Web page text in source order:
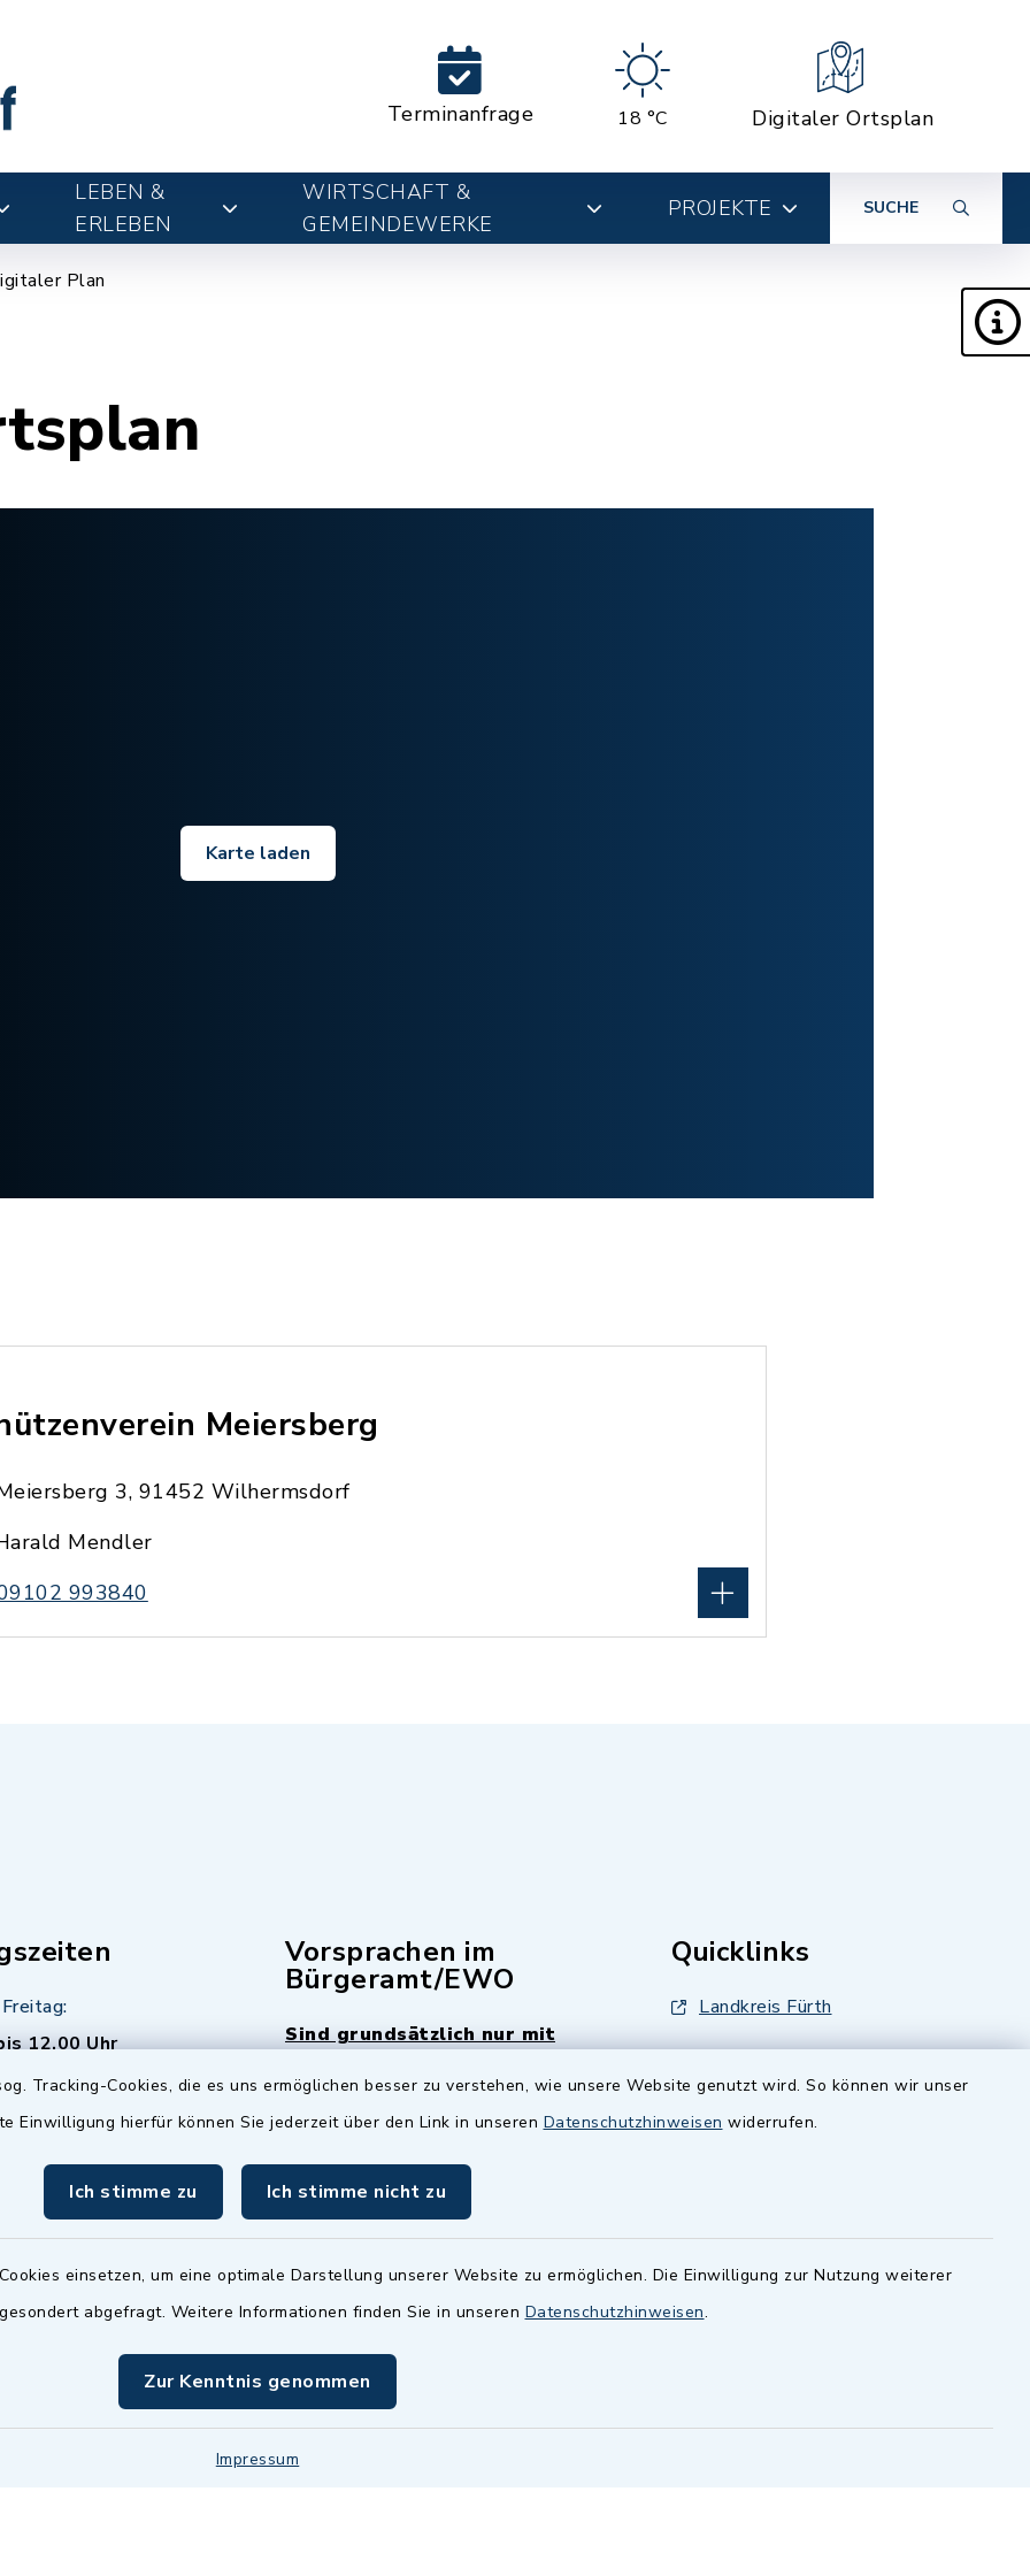
Tracking-Cookies, die es uns ermöglichen besser zu verstehen, wie unsere Website genutzt wird. So können wir unser
Einwilligung hierfür können Sie jederzeit über den Link in unseren Datenschutzhinweisen widerrufen.
Ich stimme zu Ich stimme nicht zu
einsetzen, um eine optimale Darstellung unserer Website zu ermöglichen. Die Einwilligung zur Nutzung weiterer
abgefragt. Weitere Informationen finden Sie in unseren Datenschutzhinweisen.
Zur Kenntnis genommen
Impressum
Terminanfrage 18 °C Digitaler Ortsplan
LEBEN &
ERLEBEN
WIRTSCHAFT &
GEMEINDEWERKE
PROJEKTE SUCHE
Plan
Karte laden
Meiersberg
3, 91452 Wilhermsdorf
Mendler
993840
12.00 Uhr
Uhr - allerdings
Termine sind
fragen Sie den
Sachbearbeiter)
Vorsprachen im
Bürgeramt/EWO
Sind grundsätzlich nur mit
istMittwochs geschlossen.
Quicklinks
Landkreis Fürth
Zenngrund Allianz